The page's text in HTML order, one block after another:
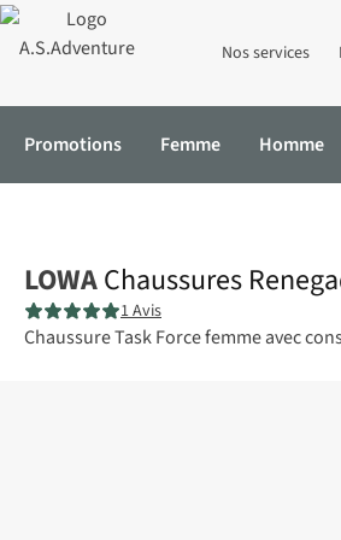
Nos services
Promotions Femme Homme
LOWAChaussures
1 Avis
Chaussure Task Force femme avec